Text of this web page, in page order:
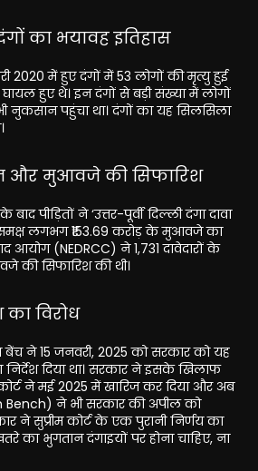
का भयावह इतिहास
2020 में हुए दंगों में 53 लोगों की मृत्यु हुई
हुए थे। इन दंगों से बड़ी संख्या में लोगों
नुकसान पहुंचा था। दंगों का यह सिलसिला
और मुआवजे की सिफारिश
पीड़ितों ने ‘उत्तर-पूर्वी दिल्ली दंगा दावा
लगभग ₹153.69 करोड़ के मुआवजे का
आयोग (NEDRCC) ने 1,731 दावेदारों के
की सिफारिश की थी।
विरोध
ने 15 जनवरी, 2025 को सरकार को यह
निर्देश दिया था। सरकार ने इसके खिलाफ
ने मई 2025 में खारिज कर दिया और अब
Bench) ने भी सरकार की अपील को
ने सुप्रीम कोर्ट के एक पुरानी निर्णय का
का भुगतान दंगाइयों पर होना चाहिए, ना